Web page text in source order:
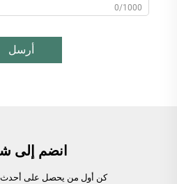
0/1000
أرسل
انضم إلى
كن أول من يحصل على أحدث